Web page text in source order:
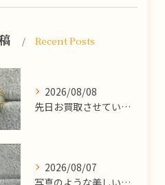
Recent Posts
2026/08/08
先日お買取させていただいた
2026/08/07
写真のような美しい大粒のパールリングですが、